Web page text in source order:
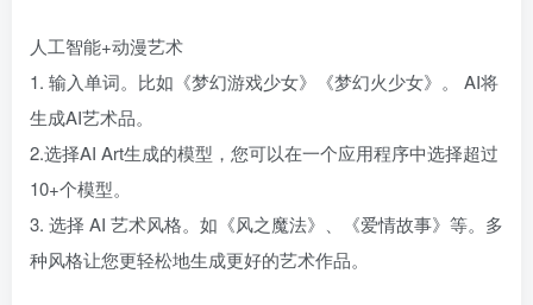
人工智能+动漫艺术
1. 输入单词。比如《梦幻游戏少女》《梦幻火少女》。 AI将
生成AI艺术品。
2.选择AI Art生成的模型，您可以在一个应用程序中选择超过
10+个模型。
3. 选择 AI 艺术风格。如《风之魔法》、《爱情故事》等。多
种风格让您更轻松地生成更好的艺术作品。